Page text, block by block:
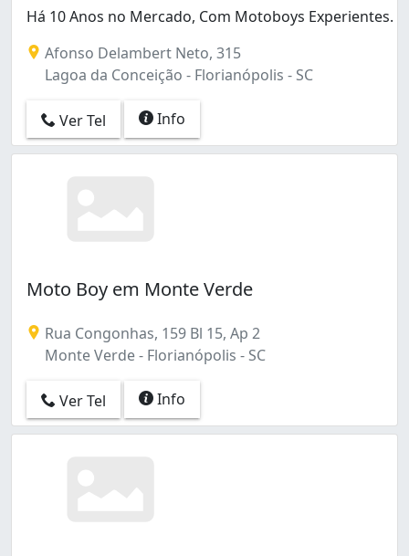
Há 10 Anos no Mercado, Com Motoboys Experientes.
Afonso Delambert Neto, 315
Lagoa da Conceição - Florianópolis - SC
Ver Tel Info
Moto Boy em Monte Verde
Rua Congonhas, 159 Bl 15, Ap 2
Monte Verde - Florianópolis - SC
Ver Tel Info